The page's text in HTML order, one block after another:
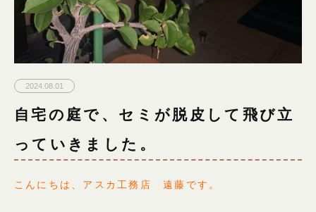
2024.08.01
自宅の庭で、セミが脱皮して飛び立
っていきました。
こんにちは、アスカ工務店 遠藤です。